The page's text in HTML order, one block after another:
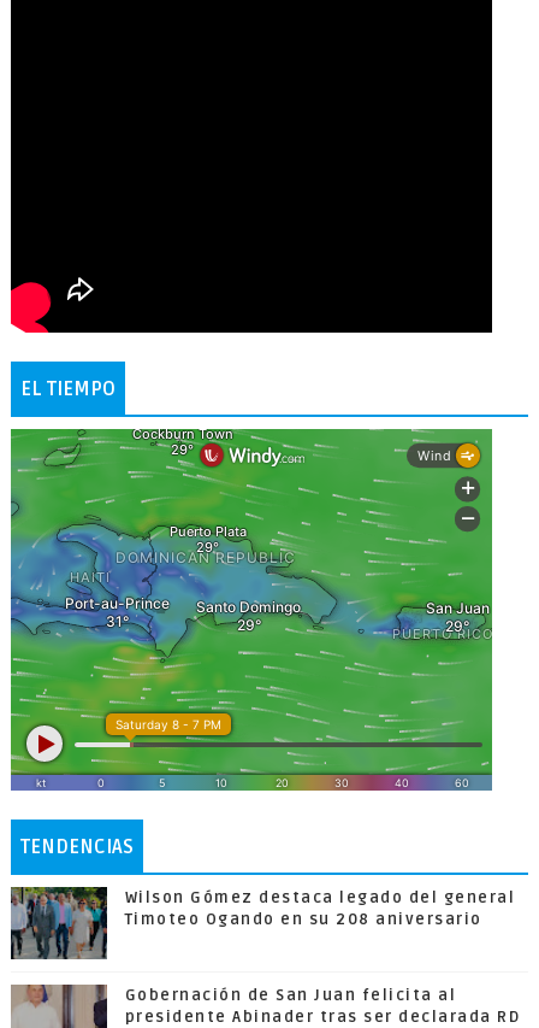
EL TIEMPO
TENDENCIAS
Wilson Gómez destaca legado del general
Timoteo Ogando en su 208 aniversario
Gobernación de San Juan felicita al
presidente Abinader tras ser declarada RD